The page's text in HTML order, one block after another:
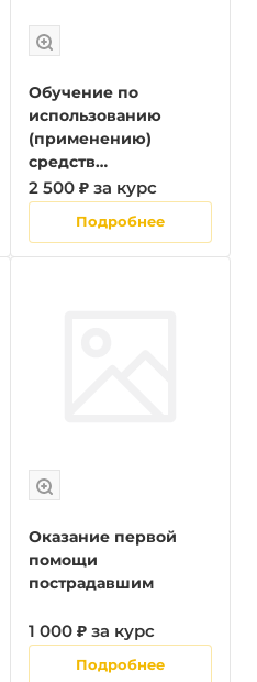
Обучение по
использованию
(применению)
средств
индивидуальной
защиты
2 500 ₽ за курс
Подробнее
Оказание первой
помощи
пострадавшим
1 000 ₽ за курс
Подробнее